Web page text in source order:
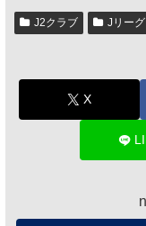
J2クラブ Jリー
X